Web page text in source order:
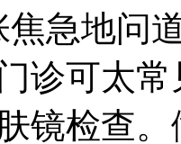
焦急地问
诊可太
镜检查